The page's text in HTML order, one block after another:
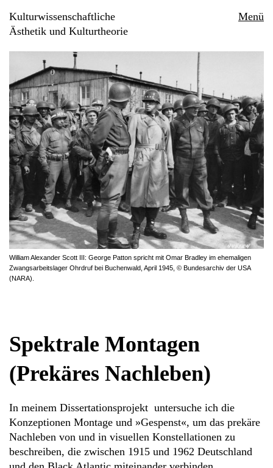
Kulturwissenschaftliche
Ästhetik und Kulturtheorie
Menü
William Alexander Scott III: George Patton spricht mit Omar Bradley im ehemaligen
Zwangsarbeitslager Ohrdruf bei Buchenwald, April 1945, © Bundesarchiv der USA
(NARA).
Spektrale Montagen
(Prekäres Nachleben)
In meinem Dissertationsprojekt untersuche ich die
Konzeptionen Montage und »Gespenst«, um das prekäre
Nachleben von und in visuellen Konstellationen zu
beschreiben, die zwischen 1915 und 1962 Deutschland